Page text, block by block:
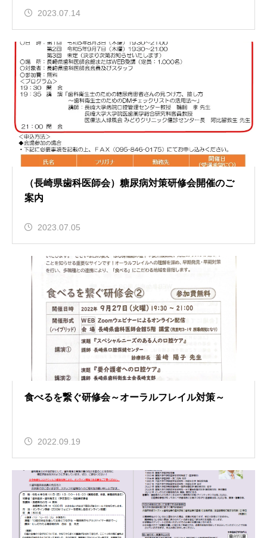
2023.07.14
（長崎県歯科医師会）糖尿病対策研修会開催のご
案内
2023.07.05
食べるを繋ぐ研修会～オーラルフレイル対策～
2022.09.19